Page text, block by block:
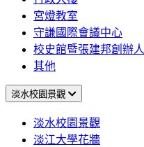
宮燈教室
守謙國際會議中心
校史館暨張建邦創辦
其他
淡水校園景觀
淡水校園景觀
淡江大學花牆